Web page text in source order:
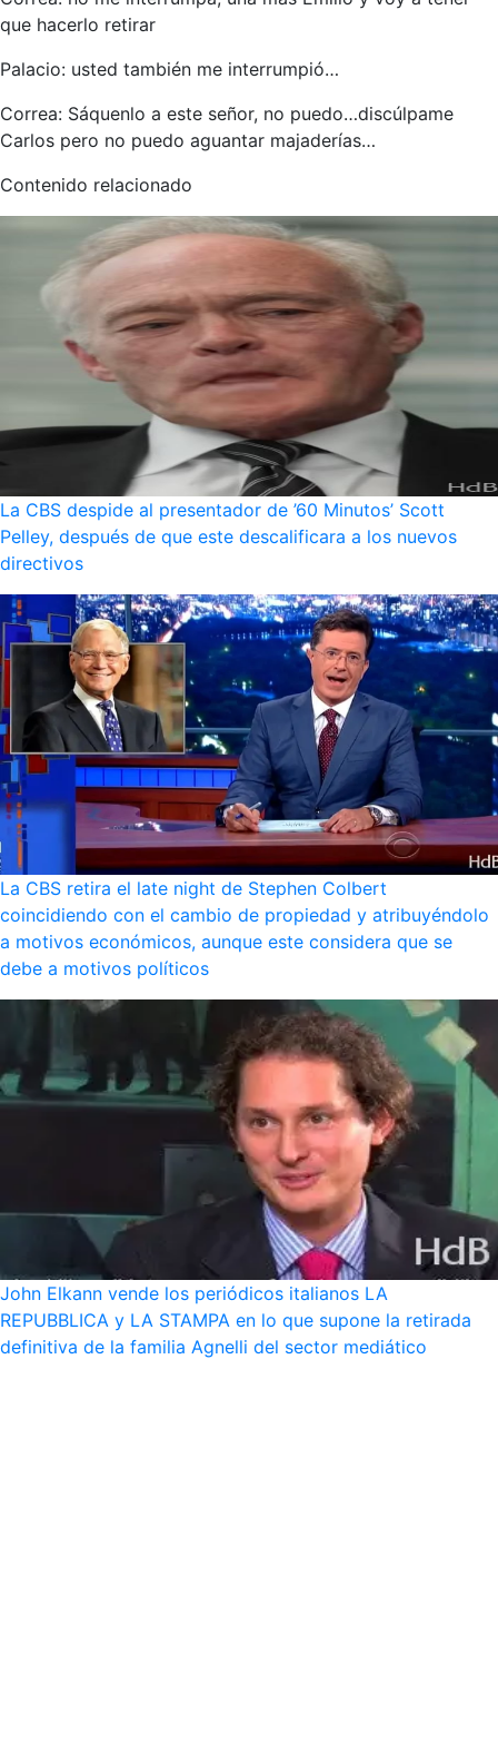
que hacerlo retirar
Palacio: usted también me interrumpió…
Correa: Sáquenlo a este señor, no puedo…discúlpame
Carlos pero no puedo aguantar majaderías…
Contenido relacionado
La CBS despide al presentador de ’60 Minutos’ Scott
Pelley, después de que este descalificara a los nuevos
directivos
La CBS retira el late night de Stephen Colbert
coincidiendo con el cambio de propiedad y atribuyéndolo
a motivos económicos, aunque este considera que se
debe a motivos políticos
John Elkann vende los periódicos italianos LA
REPUBBLICA y LA STAMPA en lo que supone la retirada
definitiva de la familia Agnelli del sector mediático